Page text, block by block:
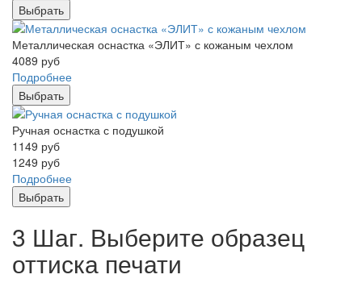
Выбрать
Металлическая оснастка «ЭЛИТ» с кожаным чехлом
4089 руб
Подробнее
Выбрать
Ручная оснастка с подушкой
1149 руб
1249 руб
Подробнее
Выбрать
3 Шаг. Выберите образец
оттиска печати